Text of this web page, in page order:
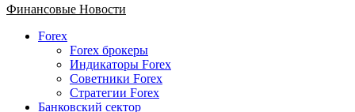
Основное
Финансовые Новости
Forex
Forex брокеры
Индикаторы Forex
Советники Forex
Стратегии Forex
Банковский сектор